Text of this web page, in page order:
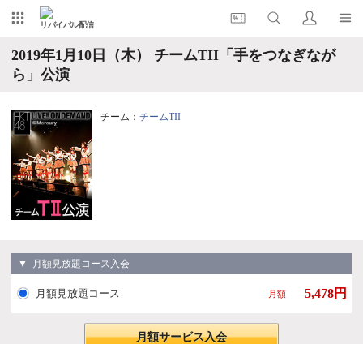
リバイバル配信
2019年1月10日（木） チームTII「手をつなぎなが
ら」公演
チーム： チームTII
▼ 月額見放題コース入会
月額見放題コース 月額 5,478円
月額サービス入会